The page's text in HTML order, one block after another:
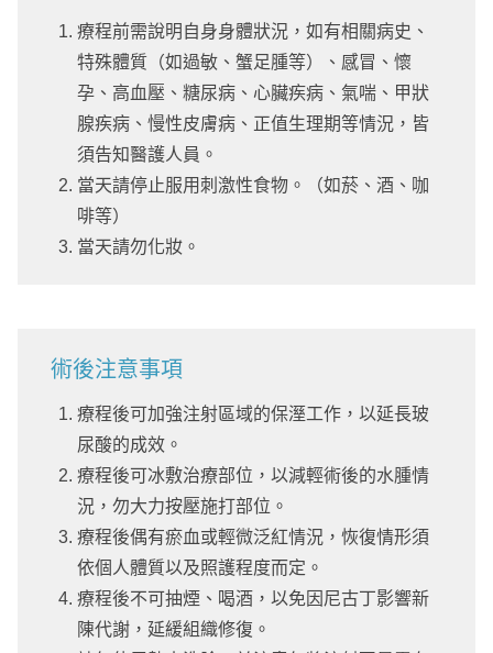
療程前需說明自身身體狀況，如有相關病史、
特殊體質（如過敏、蟹足腫等）、感冒、懷
孕、高血壓、糖尿病、心臟疾病、氣喘、甲狀
腺疾病、慢性皮膚病、正值生理期等情況，皆
須告知醫護人員。
當天請停止服用刺激性食物。（如菸、酒、咖
啡等）
當天請勿化妝。
術後注意事項
療程後可加強注射區域的保溼工作，以延長玻
尿酸的成效。
療程後可冰敷治療部位，以減輕術後的水腫情
況，勿大力按壓施打部位。
療程後偶有瘀血或輕微泛紅情況，恢復情形須
依個人體質以及照護程度而定。
療程後不可抽煙、喝酒，以免因尼古丁影響新
陳代謝，延緩組織修復。